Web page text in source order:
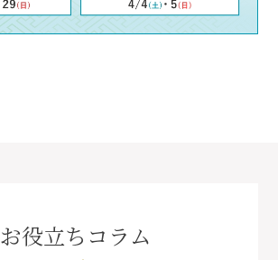
お役立ちコラム